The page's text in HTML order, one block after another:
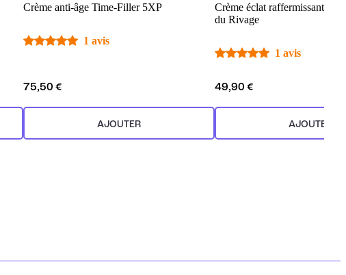
Crème anti-âge Time-Filler 5XP
1 avis
75,50 €
AJOUTER
Crème éclat raffermissante et
du Rivage
1 avis
49,90 €
AJOUTER